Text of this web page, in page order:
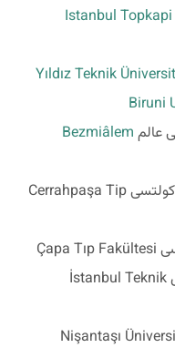
Istanbul Topkapi
Yıldız Teknik
Biruni
Bezmiâlem
22 دقیقه تا دانشگاه جراح پاشا تیپ فاکولتسی Cerrahpaşa Tip
7.8 کیلومتر تا دانشگاه تکنیک استانبول İstanbul Teknik